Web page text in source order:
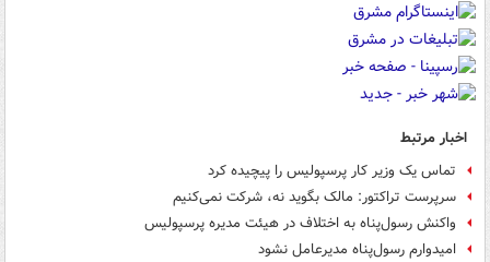
اخبار مرتبط
تماس یک وزیر کار پرسپولیس را پیچیده کرد
سرپرست تراکتور: مالک بگوید نه، شرکت نمی‌کنیم
واکنش رسول‌پناه به اختلاف در هیئت مدیره پرسپولیس
امیدوارم رسول‌پناه مدیرعامل نشود